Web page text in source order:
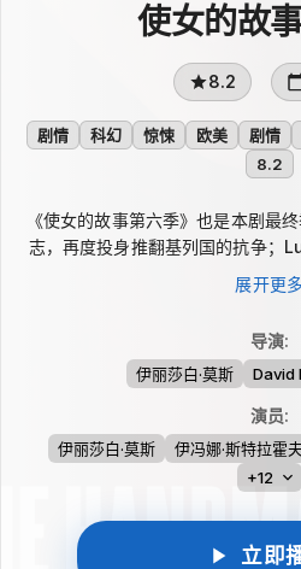
使女的故
8.2
剧情 科幻 惊悚 欧美 剧情
8.2
《使女的故事第六季》也是本剧最
志，再度投身推翻基列国的抗争；
Serena试图推动基列国改变。与
Lydia嬷嬷必须面对过往行为带来的
支撑人们追寻正
展开更多
导演:
伊丽莎白·莫斯 David
演员:
伊丽莎白·莫斯 伊冯娜·斯特拉霍
+12
立即